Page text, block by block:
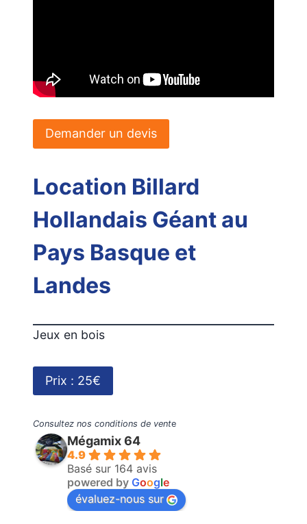
Demander un devis
Location Billard
Hollandais Géant au
Pays Basque et
Landes
Jeux en bois
Prix : 25€
Consultez nos conditions de vente
Mégamix 64
4.9
Basé sur 164 avis
powered by Google
évaluez-nous sur